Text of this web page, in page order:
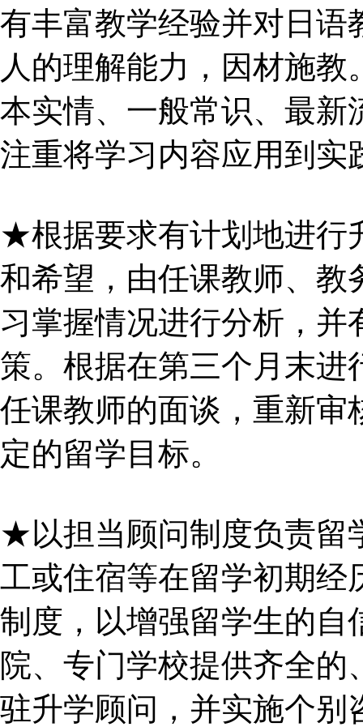
有丰富教学经验并对日语
人的理解能力，因材施
本实情、一般常识、最新
注重将学习内容应用到实
★根据要求有计划地进行
和希望，由任课教师、教
习掌握情况进行分析，
策。根据在第三个月末进
任课教师的面谈，重新审
定的留学目标。
★以担当顾问制度负责留
工或住宿等在留学初期经
制度，以增强留学生的自
院、专门学校提供齐全
驻升学顾问，并实施个别